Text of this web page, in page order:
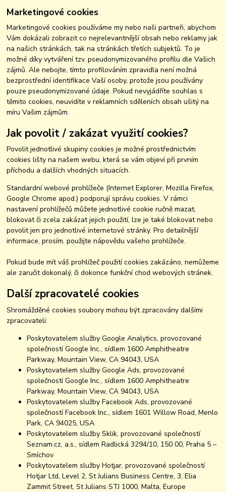
Marketingové cookies
Marketingové cookies používáme my nebo naši partneři, abychom
Vám dokázali zobrazit co nejrelevantnější obsah nebo reklamy jak
na našich stránkách, tak na stránkách třetích subjektů. To je
možné díky vytváření tzv. pseudonymizovaného profilu dle Vašich
zájmů. Ale nebojte, tímto profilováním zpravidla není možná
bezprostřední identifikace Vaší osoby, protože jsou používány
pouze pseudonymizované údaje. Pokud nevyjádříte souhlas s
těmito cookies, neuvidíte v reklamních sděleních obsah ušitý na
míru Vašim zájmům.
Jak povolit / zakázat využití cookies?
Povolit jednotlivé skupiny cookies je možné prostřednictvím
cookies lišty na našem webu, která se vám objeví při prvním
příchodu a dalších vhodných situacích.
Standardní webové prohlížeče (Internet Explorer, Mozilla Firefox,
Google Chrome apod.) podporují správu cookies. V rámci
nastavení prohlížečů můžete jednotlivé cookie ručně mazat,
blokovat či zcela zakázat jejich použití, lze je také blokovat nebo
povolit jen pro jednotlivé internetové stránky. Pro detailnější
informace, prosím, použijte nápovědu vašeho prohlížeče.
Pokud bude mít váš prohlížeč použití cookies zakázáno, nemůžeme
ale zaručit dokonalý, či dokonce funkční chod webových stránek.
Další zpracovatelé cookies
Shromážděné cookies soubory mohou být zpracovány dalšími
zpracovateli:
Poskytovatelem služby Google Analytics, provozované
společností Google Inc., sídlem 1600 Amphitheatre
Parkway, Mountain View, CA 94043, USA
Poskytovatelem služby Google Ads, provozované
společností Google Inc., sídlem 1600 Amphitheatre
Parkway, Mountain View, CA 94043, USA
Poskytovatelem služby Facebook Ads, provozované
společností Facebook Inc., sídlem 1601 Willow Road, Menlo
Park, CA 94025, USA
Poskytovatelem služby Sklik, provozované společností
Seznam.cz, a.s., sídlem Radlická 3294/10, 150 00, Praha 5 –
Smíchov
Poskytovatelem služby Hotjar, provozované společností
Hotjar Ltd, Level 2, St Julians Business Centre, 3, Elia
Zammit Street, St Julians STJ 1000, Malta, Europe